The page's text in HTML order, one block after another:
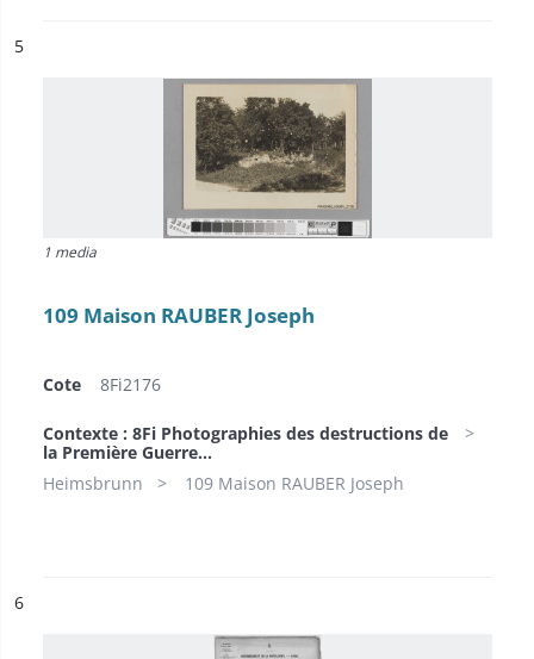
n°
5
1 media
109 Maison RAUBER Joseph
Cote 8Fi2176
Contexte : 8Fi Photographies des destructions de
la Première Guerre...
Heimsbrunn
109 Maison RAUBER Joseph
n°
6